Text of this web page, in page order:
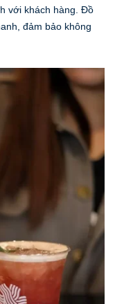
với khách hàng. Đồ
đảm bảo không